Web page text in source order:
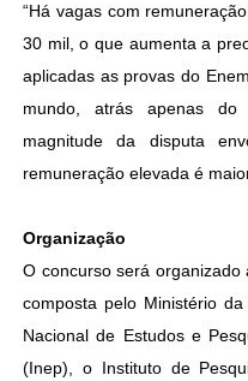
“Há vagas com
30 mil, o que aumenta a
aplicadas as provas do
mundo, atrás apenas
magnitude da disputa
remuneração elevada é
Organização
O concurso será
composta pelo Ministério
Nacional de Estudos e
(Inep), o Instituto de